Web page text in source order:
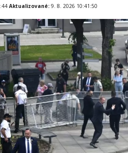
Aktualizované: 9. 8. 2026 10:41:50